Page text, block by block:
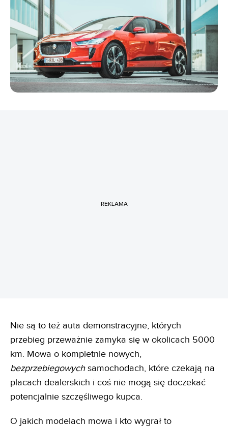
REKLAMA
Nie są to też auta demonstracyjne, których
przebieg przeważnie zamyka się w okolicach 5000
km. Mowa o kompletnie nowych,
bezprzebiegowychsamochodach, które czekają na
placach dealerskich i coś nie mogą się doczekać
potencjalnie szczęśliwego kupca.
O jakich modelach mowa i kto wygrał to